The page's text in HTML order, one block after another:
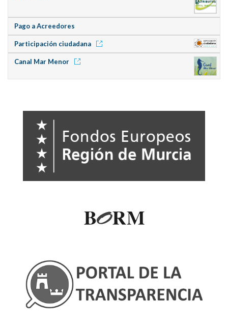
Pago a Acreedores
Participación ciudadana
Canal Mar Menor